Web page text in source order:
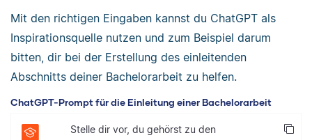
Mit den richtigen Eingaben kannst du ChatGPT als
Inspirationsquelle nutzen und zum Beispiel darum
bitten, dir bei der Erstellung des einleitenden
Abschnitts deiner Bachelorarbeit zu helfen.
ChatGPT-Prompt für die Einleitung einer Bachelorarbeit
Stelle dir vor, du gehörst zu den